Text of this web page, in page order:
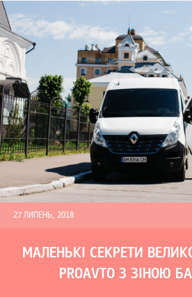
27 ЛИПЕНЬ, 2018
МАЛЕНЬКІ СЕКРЕТИ
PROAVTO З ЗІНОЮ